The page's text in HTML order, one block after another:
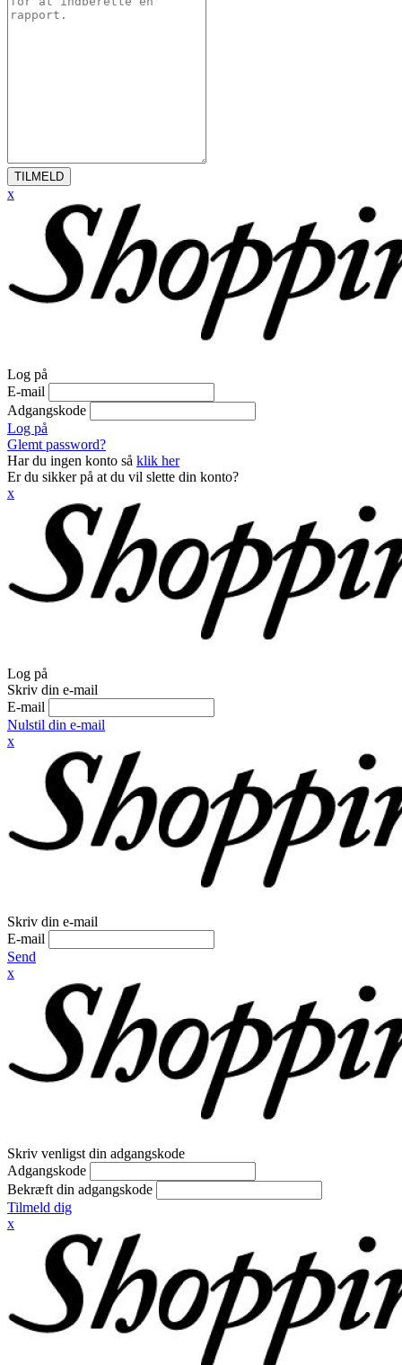
TILMELD
x
Log på
E-mail
Adgangskode
Log på
Glemt password?
Har du ingen konto så klik her
Er du sikker på at du vil slette din konto?
x
Log på
Skriv din e-mail
E-mail
Nulstil din e-mail
x
Skriv din e-mail
E-mail
Send
x
Skriv venligst din adgangskode
Adgangskode
Bekræft din adgangskode
Tilmeld dig
x